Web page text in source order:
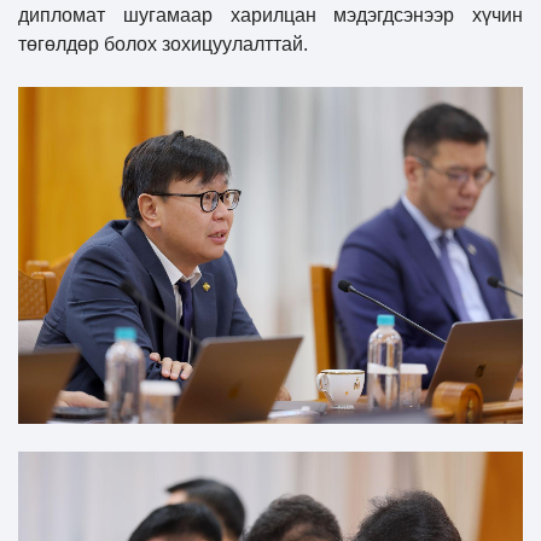
дипломат шугамаар харилцан мэдэгдсэнээр хүчин
төгөлдөр болох зохицуулалттай.